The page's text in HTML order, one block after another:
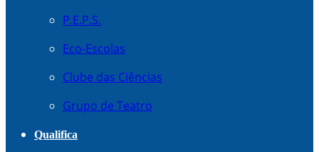
P.E.P.S.
Eco-Escolas
Clube das Ciências
Grupo de Teatro
Qualifica